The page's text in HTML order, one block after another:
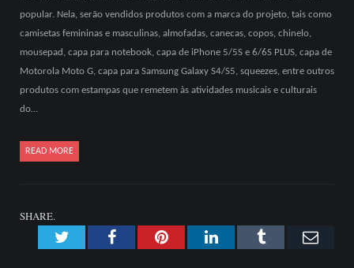
popular. Nela, serão vendidos produtos com a marca do projeto, tais como
camisetas femininas e masculinas, almofadas, canecas, copos, chinelo,
mousepad, capa para notebook, capa de iPhone 5/5S e 6/6S PLUS, capa de
Motorola Moto G, capa para Samsung Galaxy S4/S5, squeezes, entre outros
produtos com estampas que remetem às atividades musicais e culturais
do…
READ MORE
SHARE.
TwitterFacebookPinterestLinkedInTumblr